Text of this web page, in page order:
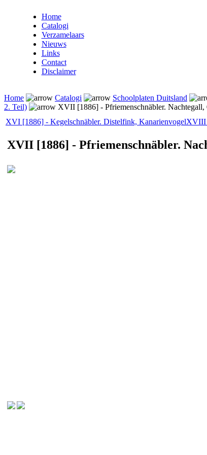
Home
Catalogi
Verzamelaars
Nieuws
Links
Contact
Disclaimer
Home Catalogi Schoolplaten Duitsland
2. Teil)
XVII [1886] - Pfriemenschnäbler. Nachtegall,
XVI [1886] - Kegelschnäbler. Distelfink, KanarienvogelXVIII
XVII [1886] - Pfriemenschnäbler.